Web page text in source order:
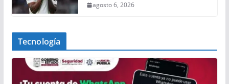
agosto 6, 2026
Tecnología